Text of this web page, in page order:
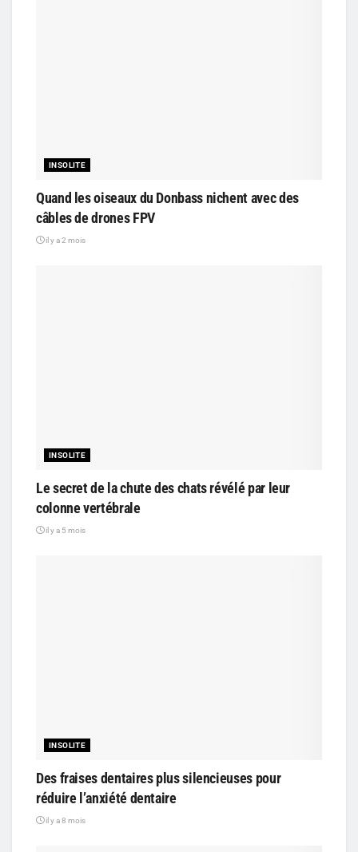
INSOLITE
Quand les oiseaux du Donbass nichent avec des
câbles de drones FPV
il y a 2 mois
INSOLITE
Le secret de la chute des chats révélé par leur
colonne vertébrale
il y a 5 mois
INSOLITE
Des fraises dentaires plus silencieuses pour
réduire l’anxiété dentaire
il y a 8 mois